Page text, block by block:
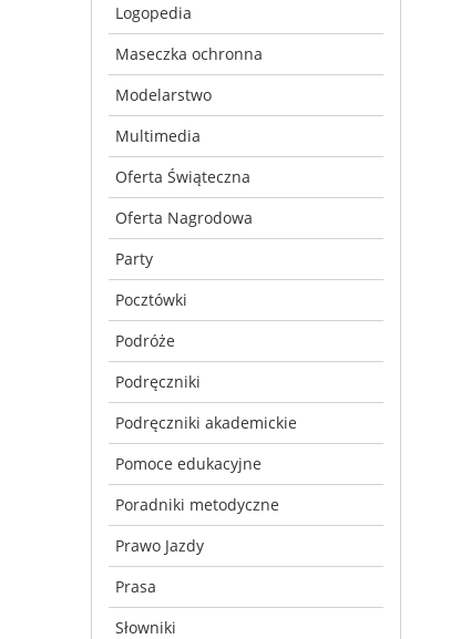
Logopedia
Maseczka ochronna
Modelarstwo
Multimedia
Oferta Świąteczna
Oferta Nagrodowa
Party
Pocztówki
Podróże
Podręczniki
Podręczniki akademickie
Pomoce edukacyjne
Poradniki metodyczne
Prawo Jazdy
Prasa
Słowniki